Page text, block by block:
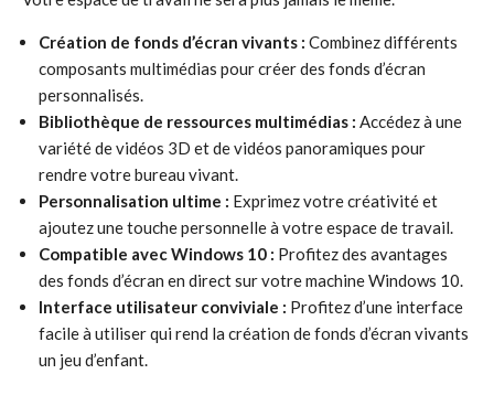
Création de fonds d’écran vivants : Combinez différents
composants multimédias pour créer des fonds d’écran
personnalisés.
Bibliothèque de ressources multimédias : Accédez à une
variété de vidéos 3D et de vidéos panoramiques pour
rendre votre bureau vivant.
Personnalisation ultime : Exprimez votre créativité et
ajoutez une touche personnelle à votre espace de travail.
Compatible avec Windows 10 : Profitez des avantages
des fonds d’écran en direct sur votre machine Windows 10.
Interface utilisateur conviviale : Profitez d’une interface
facile à utiliser qui rend la création de fonds d’écran vivants
un jeu d’enfant.